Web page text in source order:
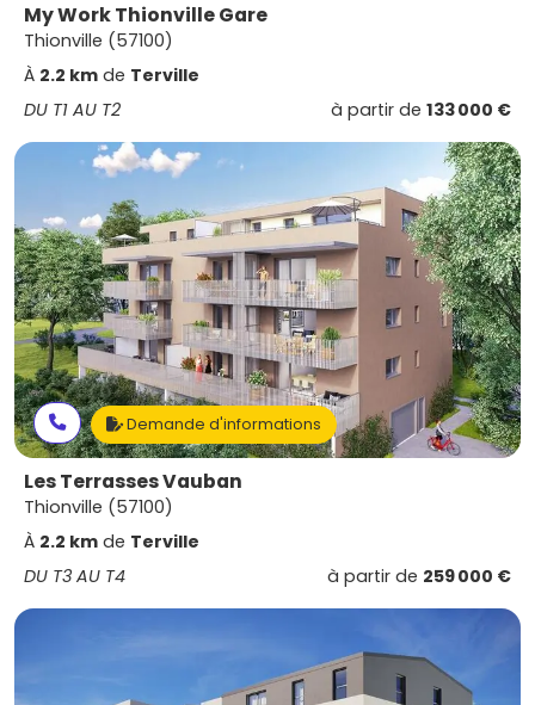
My Work Thionville Gare
Thionville (57100)
À 2.2 km de Terville
DU T1 AU T2
à partir de 133 000 €
Demande d'informations
Les Terrasses Vauban
Thionville (57100)
À 2.2 km de Terville
DU T3 AU T4
à partir de 259 000 €